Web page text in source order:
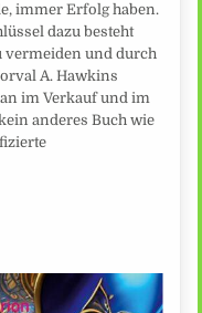
immer Erfolg haben.
dazu besteht
vermeiden und durch
A. Hawkins
im Verkauf und im
anderes Buch wie